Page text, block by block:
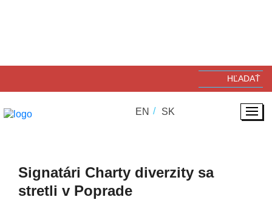
EN SK
Signatári Charty diverzity sa
stretli v Poprade